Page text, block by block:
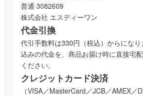
普通 3082609
株式会社 エスディーワン
代金引換
代引手数料は330円（税込）からにな
込みの代金を、商品お届け時に直接宅
ください。
クレジットカード決済
（VISA／MasterCard／JCB／AMEX